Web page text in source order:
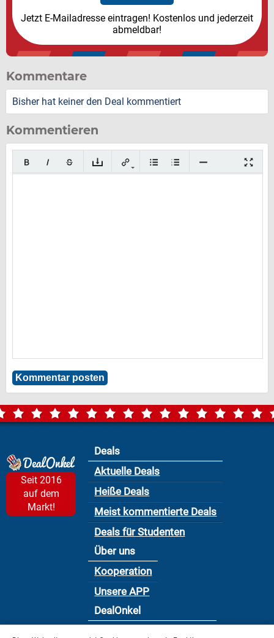
Jetzt E-Mailadresse eintragen! Kostenlos und jederzeit
abmeldbar!
Kommentare
Bisher hat keiner den Deal kommentiert
Kommentieren
Seit 2016
auf dem
Markt!
Deals
Aktuelle Deals
Heiße Deals
Meist kommentierte Deals
Deals für Studenten
Über uns
Kooperation
Unsere APP
DealOnkel